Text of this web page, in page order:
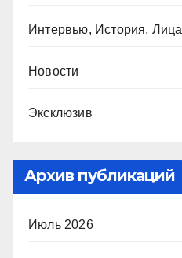
Интервью, История, Лица
Новости
Эксклюзив
Архив публикаций
Июль 2026